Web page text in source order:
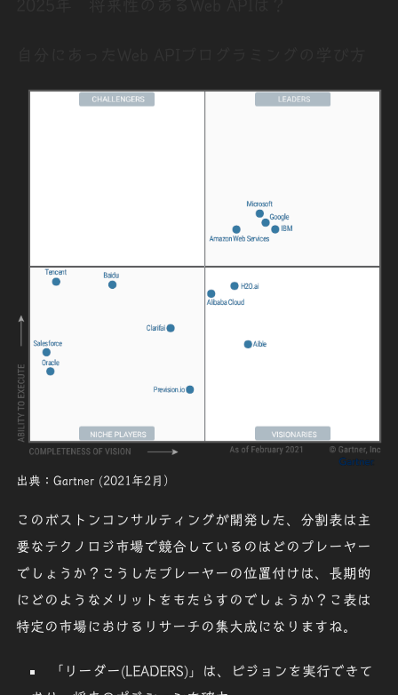
出典：Gartner (2021年2月）
このボストンコンサルティングが開発した、分割表は主
要なテクノロジ市場で競合しているのはどのプレーヤー
でしょうか？こうしたプレーヤーの位置付けは、長期的
にどのようなメリットをもたらすのでしょうか？こ表は
特定の市場におけるリサーチの集大成になりますね。
「リーダー(LEADERS)」
は、ビジョンを実行できて